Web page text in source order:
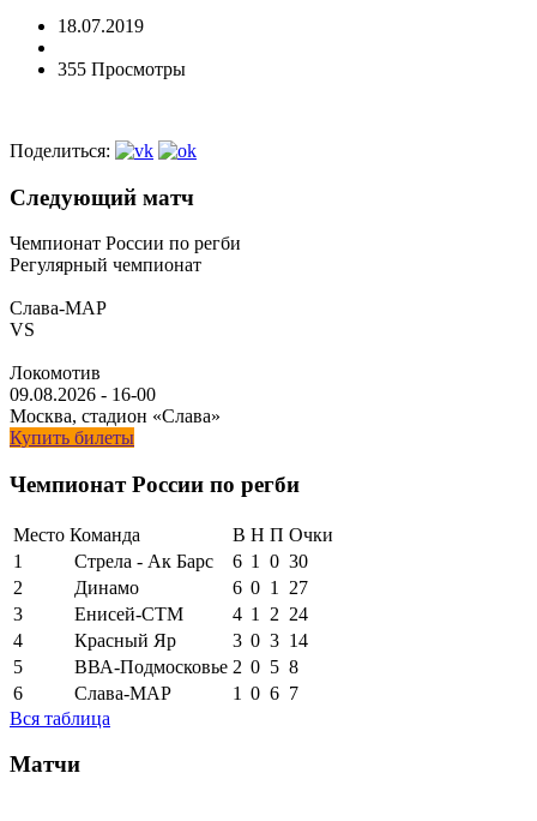
18.07.2019
355 Просмотры
Поделиться:
Следующий матч
Чемпионат России по регби
Регулярный чемпионат
Слава-МАР
VS
Локомотив
09.08.2026 - 16-00
Москва, стадион «Слава»
Купить билеты
Чемпионат России по регби
Место Команда В Н П Очки
1
Стрела - Ак Барс 6 1 0 30
2
Динамо 6 0 1
27
3
Енисей-СТМ 4 1 2 24
4
Красный Яр 3 0 3 14
5
ВВА-Подмосковье 2 0 5 8
6
Слава-МАР 1 0 6 7
Вся таблица
Матчи